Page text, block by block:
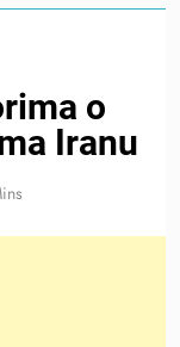
o
Iranu